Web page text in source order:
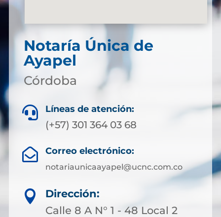
Notaría Única de
Ayapel
Córdoba
 Líneas de atención:
(+57) 301 364 03 68
 Correo electrónico:
notariaunicaayapel@ucnc.com.co

Dirección:
Calle 8 A N° 1 - 48 Local 2